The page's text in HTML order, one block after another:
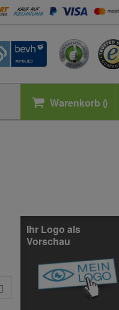
Warenkorb
Ihr Logo als
Vorschau